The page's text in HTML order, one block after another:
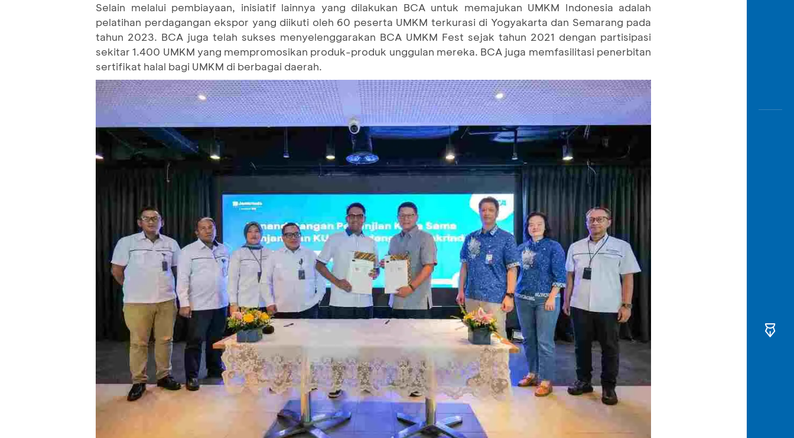
Selain melalui pembiayaan, inisiatif lainnya yang dilakukan BCA untuk memajukan UMKM Indonesia adalah
pelatihan perdagangan ekspor yang diikuti oleh 60 peserta UMKM terkurasi di Yogyakarta dan Semarang pada
tahun 2023. BCA juga telah sukses menyelenggarakan BCA UMKM Fest sejak tahun 2021 dengan partisipasi
sekitar 1.400 UMKM yang mempromosikan produk-produk unggulan mereka. BCA juga memfasilitasi penerbitan
sertifikat halal bagi UMKM di berbagai daerah.